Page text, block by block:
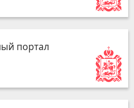
портал